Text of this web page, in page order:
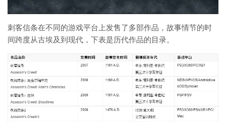
刺客信条在不同的游戏平台上发售了多部作品，故事情节的时
间跨度从古埃及到现代，下表是历代作品的目录。